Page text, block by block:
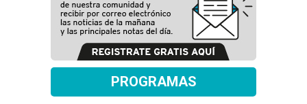
PROGRAMAS